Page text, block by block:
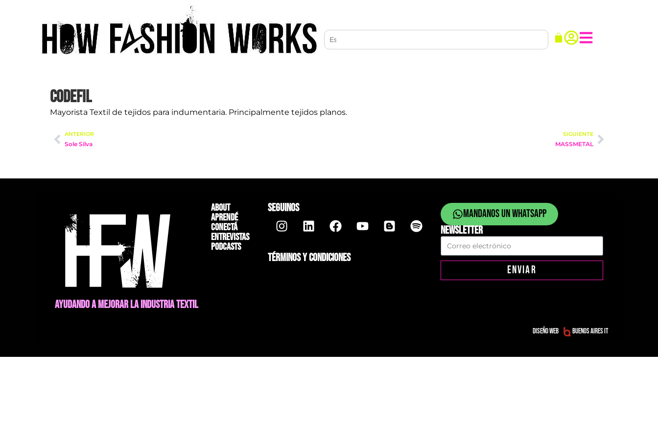
Codefil
Mayorista Textil de tejidos para indumentaria. Principalmente tejidos planos.
ANTERIOR
Sole Silva
SIGUIENTE
MASSMETAL
AYUDANDO A MEJORAR LA INDUSTRIA TEXTIL
About
Aprendé
Conectá
Entrevistas
Podcasts
SEGUINOS
TÉRMINOS Y CONDICIONES
Mandanos un whatsapp
NEWSLETTER
ENVIAR
Diseño web Buenos Aires IT